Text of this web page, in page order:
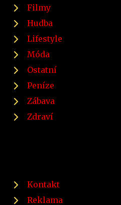
Filmy
Hudba
Lifestyle
Móda
Ostatní
Peníze
Zábava
Zdraví
Kontakt
Reklama